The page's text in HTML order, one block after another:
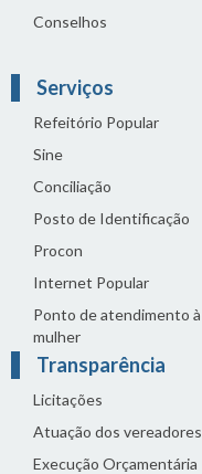
Conselhos
Serviços
Refeitório Popular
Sine
Conciliação
Posto de Identificação
Procon
Internet Popular
Ponto de atendimento à
mulher
Transparência
Licitações
Atuação dos vereadores
Execução Orçamentária